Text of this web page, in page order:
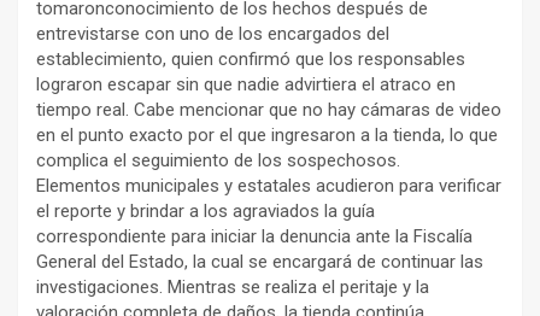
tomaronconocimiento de los hechos después de
entrevistarse con uno de los encargados del
establecimiento, quien confirmó que los responsables
lograron escapar sin que nadie advirtiera el atraco en
tiempo real. Cabe mencionar que no hay cámaras de video
en el punto exacto por el que ingresaron a la tienda, lo que
complica el seguimiento de los sospechosos.
Elementos municipales y estatales acudieron para verificar
el reporte y brindar a los agraviados la guía
correspondiente para iniciar la denuncia ante la Fiscalía
General del Estado, la cual se encargará de continuar las
investigaciones. Mientras se realiza el peritaje y la